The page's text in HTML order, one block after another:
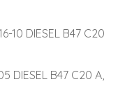
10 DIESEL B47 C20
DIESEL B47 C20 A,